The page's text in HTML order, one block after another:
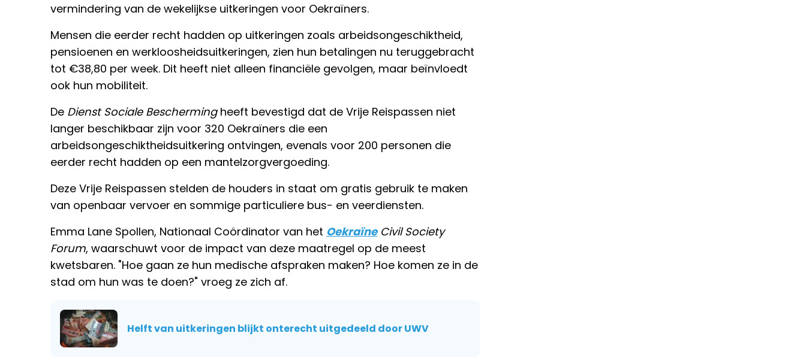
vermindering van de wekelijkse uitkeringen voor Oekraïners.
Mensen die eerder recht hadden op uitkeringen zoals arbeidsongeschiktheid,
pensioenen en werkloosheidsuitkeringen, zien hun betalingen nu teruggebracht
tot €38,80 per week. Dit heeft niet alleen financiële gevolgen, maar beïnvloedt
ook hun mobiliteit.
De Dienst Sociale Beschermingheeft bevestigd dat de Vrije Reispassen niet
langer beschikbaar zijn voor 320 Oekraïners die een
arbeidsongeschiktheidsuitkering ontvingen, evenals voor 200 personen die
eerder recht hadden op een mantelzorgvergoeding.
Deze Vrije Reispassen stelden de houders in staat om gratis gebruik te maken
van openbaar vervoer en sommige particuliere bus- en veerdiensten.
Emma Lane Spollen, Nationaal Coördinator van het OekraïneCivil Society
Forum, waarschuwt voor de impact van deze maatregel op de meest
kwetsbaren. "Hoe gaan ze hun medische afspraken maken? Hoe komen ze in de
stad om hun was te doen?" vroeg ze zich af.
Helft van uitkeringen blijkt onterecht uitgedeeld door UWV